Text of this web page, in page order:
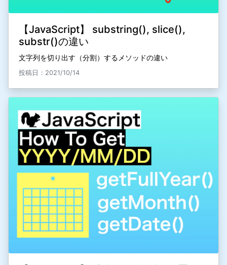
【JavaScript】 substring(), slice(),
substr()の違い
文字列を切り出す（分割）するメソッドの違い
投稿日：2021/10/14